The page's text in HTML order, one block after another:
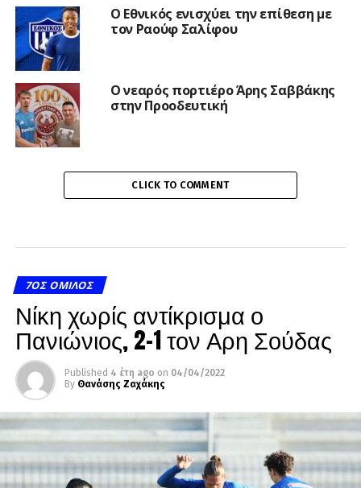
Ο Εθνικός ενισχύει την επίθεση με
τον Ραούφ Σαλίφου
Ο νεαρός πορτιέρο Άρης Σαββάκης
στην Προοδευτική
CLICK TO COMMENT
7ΟΣ ΌΜΙΛΟΣ
Νίκη χωρίς αντίκρισμα ο
Πανιώνιος, 2-1 τον Αρη Σούδας
Published 4 έτη ago on 04/04/2022
By Θανάσης Ζαχάκης